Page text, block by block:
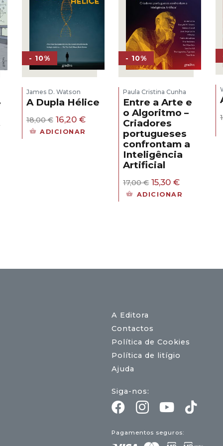
- 10%
James D. Watson
A Dupla Hélice
18,00€ O
preço
16,20 €O
ADICIONAR
- 10%
Paula Cristina Cunha
Entre a Arte e
o Algoritmo –
Criadores
portugueses
confrontam a
Inteligência
Artificial
17,00€ O
preço
15,30€O
preço
ADICIONAR
A Editora
Contactos
Política de Cookies
Política de litígio
Ajuda
Siga-nos:
Pagamentos seguros: